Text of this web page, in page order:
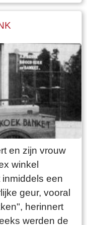
op deze
staat naast de
wordt er nog een
van
Ighaz “eijgen
pachtboer
De
land,
31 ponden
Het land ten
“lege meden”
(rietmeer) ligt.
de “die grote
saedlant
en zijn vrouw
winkel
een
geur, vooral
herinnert
werden de